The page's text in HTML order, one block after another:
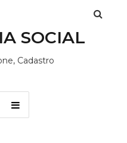
SOCIAL
Cadastro